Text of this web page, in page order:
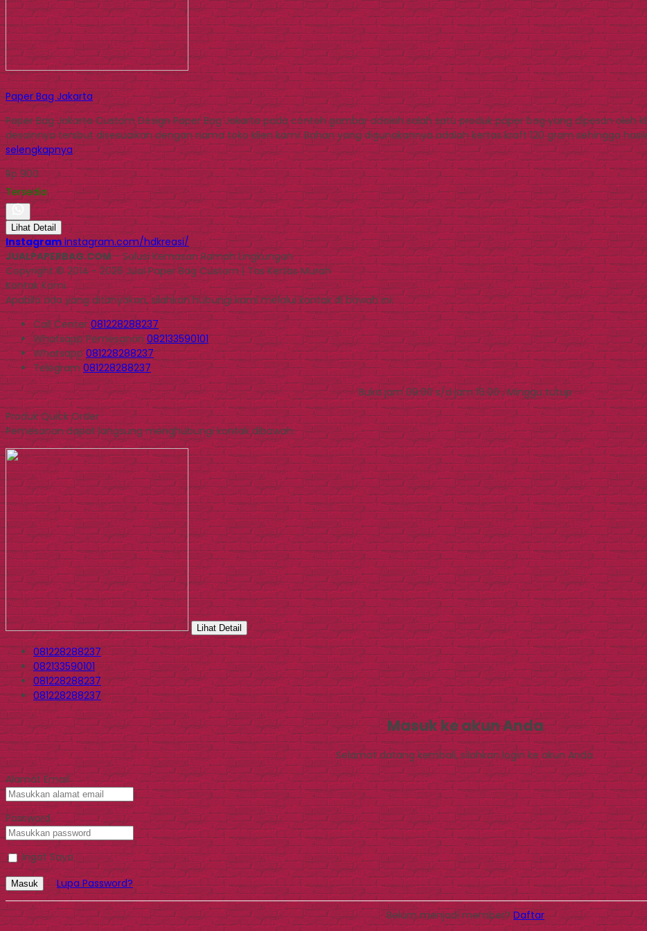
Paper Bag Jakarta
Paper Bag Jakarta Custom Design Paper Bag Jakarta pada contoh gambar adalah salah satu produk paper bag yang dipesan oleh
desainnya tersbut disesuaikan dengan nama toko klien kami. Bahan yang digunakannya adalah kertas kraft 120 gram sehingga
selengkapnya
Rp 900
Tersedia
Lihat Detail
Instagram instagram.com/hdkreasi/
JUALPAPERBAG.COM- Solusi Kemasan Ramah Lingkungan
Copyright © 2014 - 2026 Jual Paper Bag Custom | Tas Kertas Murah
Kontak Kami
Apabila ada yang ditanyakan, silahkan hubungi kami melalui kontak di bawah ini.
Call Center081228288237
WhatsappPemesanan 082133590101
Whatsapp081228288237
Telegram081228288237
Buka jam 09.00 s/d jam 16.00 , Minggu tutup
Produk Quick Order
Pemesanan dapat langsung menghubungi kontak dibawah:
Lihat Detail
081228288237
082133590101
081228288237
081228288237
Masuk ke akun Anda
Selamat datang kembali, silahkan login ke akun Anda.
Alamat Email
Password
Ingat Saya
Masuk Lupa Password?
Belum menjadi member?Daftar